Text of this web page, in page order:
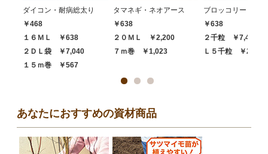
ダイコン・耐病総太り
￥468
１６ＭＬ ￥638
２ＤＬ袋 ￥7,040
１５ｍ巻 ￥567
タマネギ・ネオアース
￥638
２０ＭＬ ￥2,200
７ｍ巻 ￥1,023
ブロッコリー・ハ
￥638
２千粒 ￥7,480
Ｌ５千粒 ￥
あなたにおすすめの資材商品